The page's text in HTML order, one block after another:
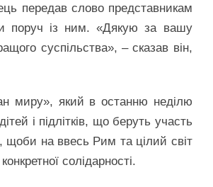
передав слово представникам
поруч із ним. «Дякую за вашу
суспільства», – сказав він,
миру», який в останню неділю
і підлітків, що беруть участь
щоби на ввесь Рим та цілий світ
солідарності.